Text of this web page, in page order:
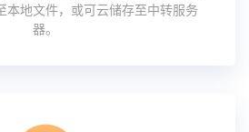
本地文件，或可云储存至中转服务
器。